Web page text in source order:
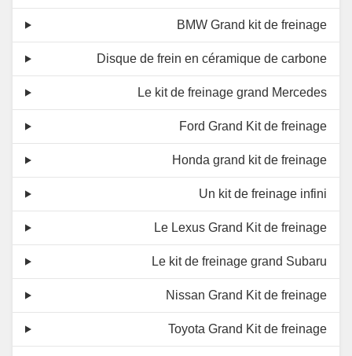
BMW Grand kit de freinage
Disque de frein en céramique de carbone
Le kit de freinage grand Mercedes
Ford Grand Kit de freinage
Honda grand kit de freinage
Un kit de freinage infini
Le Lexus Grand Kit de freinage
Le kit de freinage grand Subaru
Nissan Grand Kit de freinage
Toyota Grand Kit de freinage